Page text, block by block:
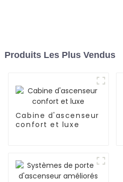
Produits Les Plus Vendus
Cabine d'ascenseur
confort et luxe